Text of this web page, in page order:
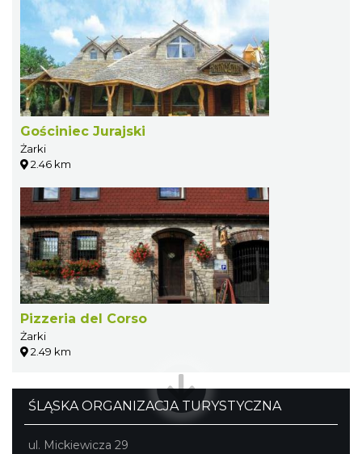
Gościniec Jurajski
Żarki
2.46 km
Pizzeria del Corso
Żarki
2.49 km
ŚLĄSKA ORGANIZACJA TURYSTYCZNA
ul. Mickiewicza 29